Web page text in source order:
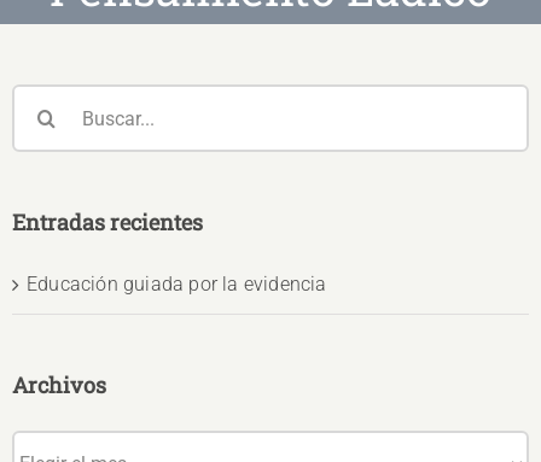
Entradas recientes
Educación guiada por la evidencia
Archivos